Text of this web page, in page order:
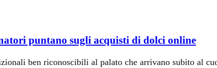
puntano sugli acquisti di dolci online
ben riconoscibili al palato che arrivano subito al